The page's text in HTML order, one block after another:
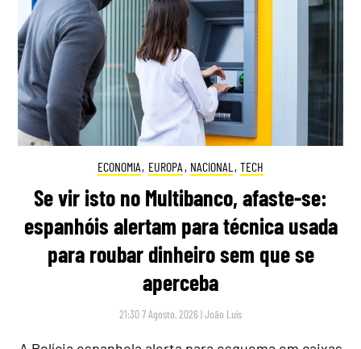
ECONOMIA, EUROPA , NACIONAL , TECH
Se vir isto no Multibanco, afaste-se:
espanhóis alertam para técnica usada
para roubar dinheiro sem que se
aperceba
21:30 7 Agosto, 2026 |João Luís